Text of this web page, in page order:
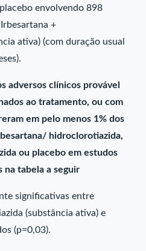
envolvendo 898
+
ativa) (com duração usual
adversos clínicos provável
ao tratamento, ou com
em pelo menos 1% dos
hidroclorotiazida,
ou placebo em estudos
na tabela a seguir
significativas entre
(substância ativa) e
(p=0,03).